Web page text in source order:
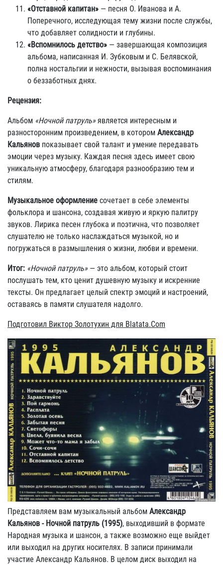
«Отставной капитан» — песня О. Иванова и А.
Поперечного, исследующая тему жизни после службы,
что добавляет солидности и глубины.
«Вспомнилось детство» — завершающая композиция
альбома, написанная И. Зубковым и С. Белявской,
полна ностальгии и нежности, вызывая воспоминания
о беззаботных днях.
Рецензия:
Альбом «Ночной патруль»является интересным и
разносторонним произведением, в котором Александр
Кальянов показывает свой талант и умение передавать
эмоции через музыку. Каждая песня здесь имеет свою
уникальную атмосферу, благодаря разнообразию тем и
стилям.
Музыкальное оформление сочетает в себе элементы
фольклора и шансона, создавая живую и яркую палитру
звуков. Лирика песен глубока и поэтична, что позволяет
слушателю не только наслаждаться музыкой, но и
погружаться в размышления о жизни, любви и времени.
Итог: «Ночной патруль»— это альбом, который стоит
послушать тем, кто ценит душевную музыку и искренние
тексты. Он предлагает целый спектр эмоций и настроений,
оставаясь в памяти слушателя надолго.
Подготовил Виктор Золотухин для Blatata.Com
Представляем вам музыкальный альбом Александр
Кальянов - Ночной патруль (1995), выходивший в формате
Народная музыка и шансон, а также возможно еще выйдет
или выходил на других носителях. В записи принимали
участие Александр Кальянов. В целом диск выходил на